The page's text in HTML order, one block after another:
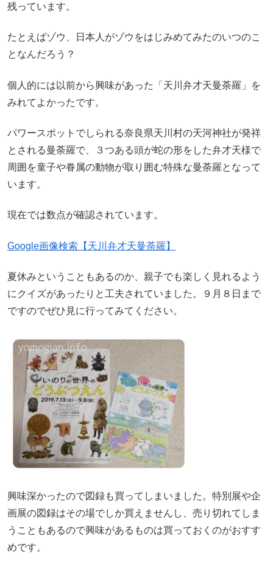
残っています。
たとえばゾウ、日本人がゾウをはじみめてみたのいつのこ
となんだろう？
個人的には以前から興味があった「天川弁才天曼荼羅」を
みれてよかったです。
パワースポットでしられる奈良県天川村の天河神社が発祥
とされる曼荼羅で、３つある頭が蛇の形をした弁才天様で
周囲を童子や眷属の動物が取り囲む特殊な曼荼羅となって
います。
現在では数点が確認されています。
Google画像検索【天川弁才天曼荼羅】
夏休みということもあるのか、親子でも楽しく見れるよう
にクイズがあったりと工夫されていました。９月８日まで
ですのでぜひ見に行ってみてください。
興味深かったので図録も買ってしまいました。特別展や企
画展の図録はその場でしか買えませんし、売り切れてしま
うこともあるので興味があるものは買っておくのがおすす
めです。